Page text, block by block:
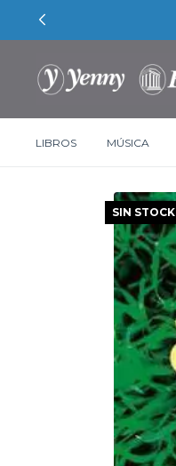
LIBROS MÚSICA
SIN STOCK